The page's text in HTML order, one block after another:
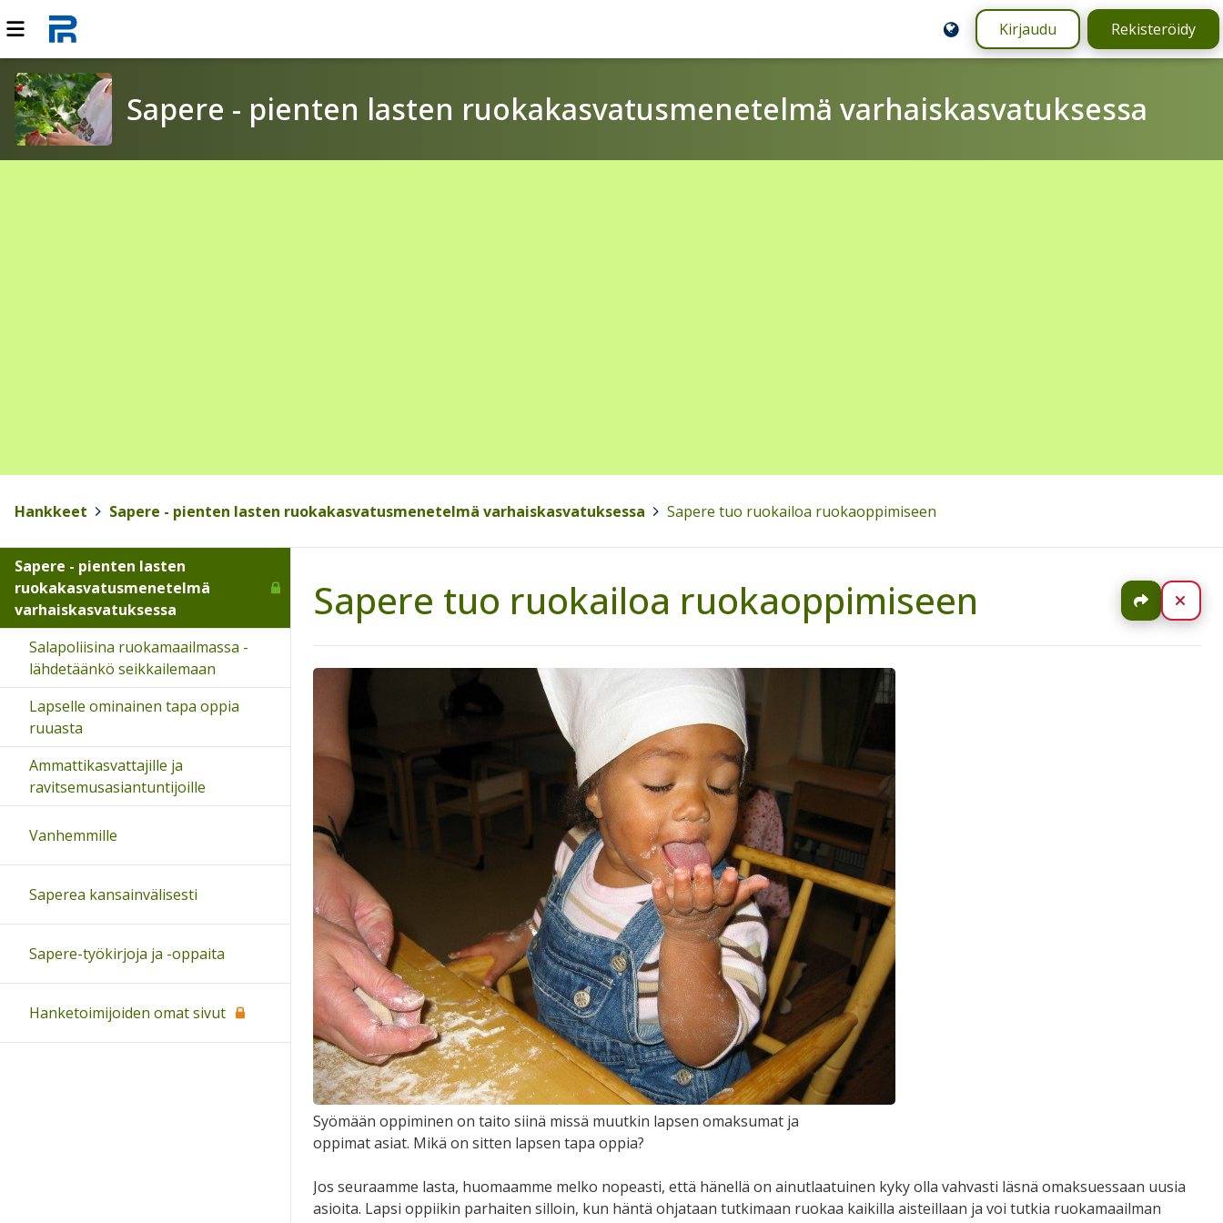
Kirjaudu Rekisteröidy
Sapere - pienten lasten ruokakasvatusmenetelmä varhaiskasvatuksessa
Hankkeet Sapere - pienten lasten ruokakasvatusmenetelmä varhaiskasvatuksessa Sapere tuo ruokailoa ruokaoppimiseen
Sapere tuo ruokailoa ruokaoppimiseen Jaa
Syömään oppiminen on taito siinä missä muutkin lapsen omaksumat ja
oppimat asiat. Mikä on sitten lapsen tapa oppia?
Jos seuraamme lasta, huomaamme melko nopeasti, että hänellä on ainutlaatuinen kyky olla vahvasti läsnä omaksuessaan uusia
asioita. Lapsi oppiikin parhaiten silloin, kun häntä ohjataan tutkimaan ruokaa kaikilla aisteillaan ja voi tutkia ruokamaailman
Sapere - pienten lasten
ruokakasvatusmenetelmä
varhaiskasvatuksessa
Salapoliisina ruokamaailmassa -
lähdetäänkö seikkailemaan
Lapselle ominainen tapa oppia
ruuasta
Ammattikasvattajille ja
ravitsemusasiantuntijoille
Vanhemmille
Saperea kansainvälisesti
Sapere-työkirjoja ja -oppaita
Hanketoimijoiden omat sivut